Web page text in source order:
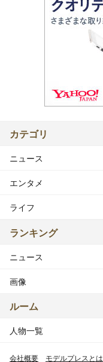
カテゴリ
ニュース
エンタメ
ライフ
ランキング
ニュース
画像
ルーム
人物一覧
会社概要 モデルプレスとは